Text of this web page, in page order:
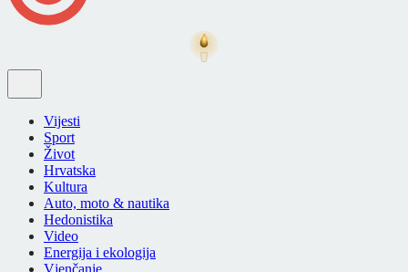
Vijesti
Sport
Život
Hrvatska
Kultura
Auto, moto & nautika
Hedonistika
Video
Energija i ekologija